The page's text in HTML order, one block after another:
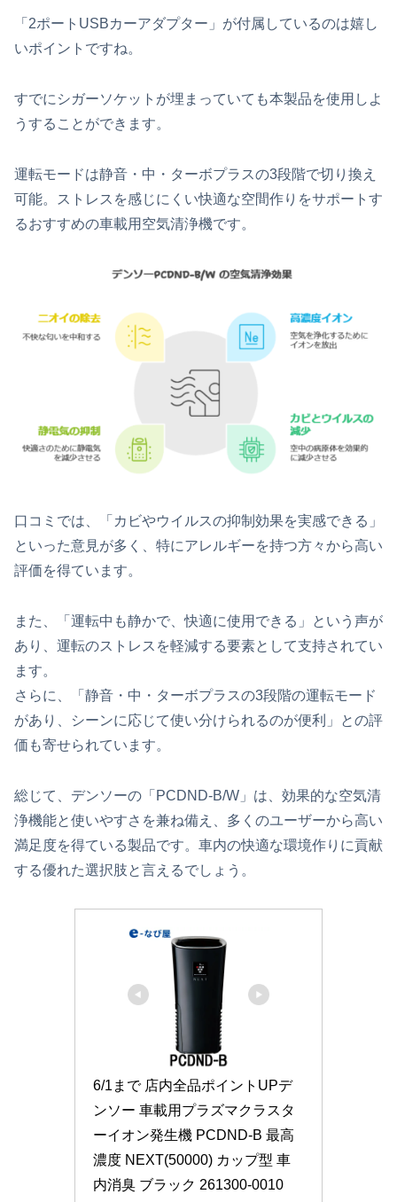
「2ポートUSBカーアダプター」が付属しているのは嬉し
いポイントですね。
すでにシガーソケットが埋まっていても本製品を使用しよ
うすることができます。
運転モードは静音・中・ターボプラスの3段階で切り換え
可能。ストレスを感じにくい快適な空間作りをサポートす
るおすすめの車載用空気清浄機です。
口コミでは、「カビやウイルスの抑制効果を実感できる」
といった意見が多く、特にアレルギーを持つ方々から高い
評価を得ています。
また、「運転中も静かで、快適に使用できる」という声が
あり、運転のストレスを軽減する要素として支持されてい
ます。
さらに、「静音・中・ターボプラスの3段階の運転モード
があり、シーンに応じて使い分けられるのが便利」との評
価も寄せられています。
総じて、デンソーの「PCDND-B/W」は、効果的な空気清
浄機能と使いやすさを兼ね備え、多くのユーザーから高い
満足度を得ている製品です。車内の快適な環境作りに貢献
する優れた選択肢と言えるでしょう。
6/1まで 店内全品ポイントUPデ
ンソー 車載用プラズマクラスタ
ーイオン発生機 PCDND-B 最高
濃度 NEXT(50000) カップ型 車
内消臭 ブラック 261300-0010